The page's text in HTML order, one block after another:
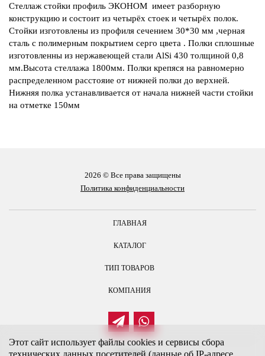
Стеллаж стойки профиль ЭКОНОМ имеет разборную
конструкцию и состоит из четырёх стоек и четырёх полок.
Стойки изготовлены из профиля сечением 30*30 мм ,черная
сталь с полимерным покрытием серго цвета . Полки сплошные
изготовленны из нержавеющей стали AlSi 430 толщиной 0,8
мм.Высота стеллажа 1800мм. Полки крепяся на равномерно
распределенном расстояие от нижней полки до верхней.
Нижняя полка устанавливается от начала нижней части стойки
на отметке 150мм
2026 © Все права защищены
Политика конфиденциальности
ГЛАВНАЯ
КАТАЛОГ
ТИП ТОВАРОВ
КОМПАНИЯ
Этот сайт использует файлы cookies и сервисы сбора
технических данных посетителей (данные об IP-адресе,